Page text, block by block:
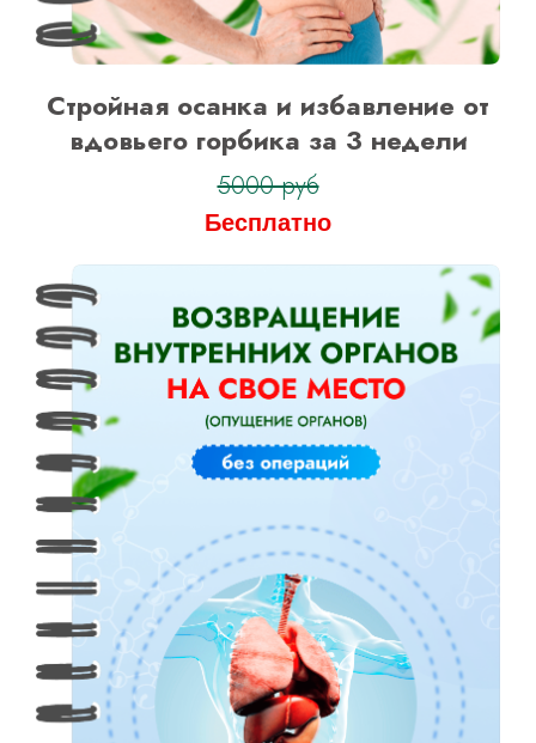
Стройная осанка и избавление от
вдовьего горбика за 3 недели
5000 руб
Бесплатно